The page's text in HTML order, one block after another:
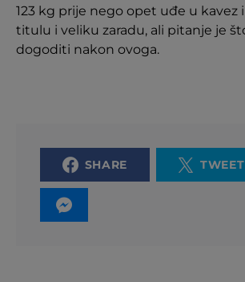
123 kg prije nego opet uđe u kavez
titulu i veliku zaradu, ali pitanje je
dogoditi nakon ovoga.
SHARE TWEET